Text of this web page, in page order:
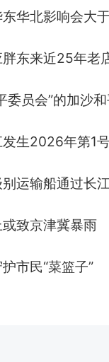
致京津冀暴雨
市民“菜篮子”